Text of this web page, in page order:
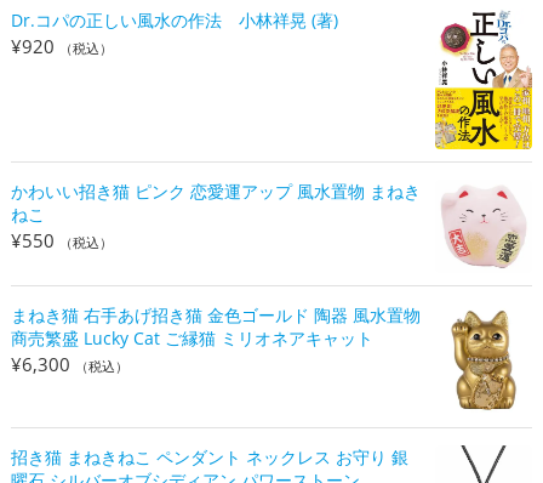
Dr.コパの正しい風水の作法 小林祥晃 (著)
¥920 （税込）
かわいい招き猫 ピンク 恋愛運アップ 風水置物 まねき
ねこ
¥550 （税込）
まねき猫 右手あげ招き猫 金色ゴールド 陶器 風水置物
商売繁盛 Lucky Cat ご縁猫 ミリオネアキャット
¥6,300 （税込）
招き猫 まねきねこ ペンダント ネックレス お守り 銀